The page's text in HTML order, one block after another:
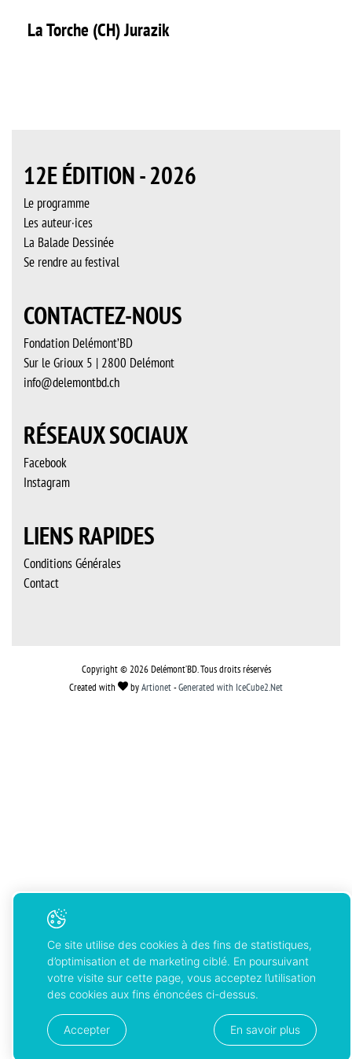
La Torche (CH) Jurazik
12E ÉDITION - 2026
Le programme
Les auteur·ices
La Balade Dessinée
Se rendre au festival
CONTACTEZ-NOUS
Fondation Delémont’BD
Sur le Grioux 5 | 2800 Delémont
info@delemontbd.ch
RÉSEAUX SOCIAUX
Facebook
Instagram
LIENS RAPIDES
Conditions Générales
Contact
Copyright © 2026 Delémont’BD. Tous droits réservés
Created with
byArtionet-Generated with IceCube2.Net
Ce site utilise des cookies à des fins de statistiques,
d’optimisation et de marketing ciblé. En poursuivant
votre visite sur cette page, vous acceptez l’utilisation
des cookies aux fins énoncées ci-dessus.
Accepter En savoir plus